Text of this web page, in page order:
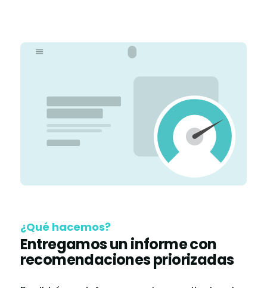
¿Qué hacemos?
Entregamos un informe con
recomendaciones priorizadas